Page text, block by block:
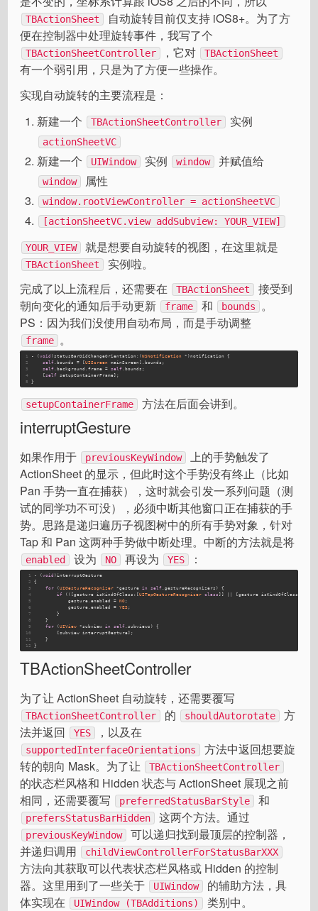
TBActionSheet
自动旋转目前仅支持 iOS8+。为了方
便在控制器中处理旋转事件，我写了个
TBActionSheetController ，它对 TBActionSheet
有一个弱引用，只是为了方便一些操作。
实现自动旋转的主要流程是：
新建一个
TBActionSheetController 实例
actionSheetVC
新建一个 UIWindow 实例 window 并赋值给
window 属性
window.rootViewController = actionSheetVC
[actionSheetVC.view addSubview: YOUR_VIEW]
YOUR_VIEW 就是想要自动旋转的视图，在这里就是
TBActionSheet
实例啦。
完成了以上流程后，还需要在
TBActionSheet
接受到
朝向变化的通知后手动更新
frame 和 bounds
。
PS：因为我们没使用自动布局，而是手动调整
frame 。
1
2
3
4
5
- (void )statusBarDidChangeOrientation:(NSNotification
*)notification {
self .bounds = [UIScreen
mainScreen].bounds;
self .background.frame = self .bounds;
    [
self
setupContainerFrame];
}
setupContainerFrame 方法在后面会讲到。
interruptGesture
如果作用于 previousKeyWindow
上的手势触发了
ActionSheet 的显示，但此时这个手势没有终止（比如
Pan 手势一直在捕获），这时就会引发一系列问题（测
试的同学功不可没），必须中断其他窗口正在捕获的手
势。思路是递归遍历子视图树中的所有手势对象，针对
Tap 和 Pan 这两种手势做中断处理。中断的方法就是将
enabled 设为 NO 再设为 YES ：
1
2
3
4
5
6
7
8
9
10
11
12
- (void )interruptGesture
{
for (UIGestureRecognizer *gesture in self .gestureRecognizers) {
if
(([gesture isKindOfClass:[UITapGestureRecognizer class ]] || [gesture isKindOfClass:[
            gesture.enabled =
NO;
            gesture.enabled =
YES ;
        }
    }
for (UIView *subview in self .subviews) {
        [subview interruptGesture];
    }
}
TBActionSheetController
为了让 ActionSheet 自动旋转，还需要覆写
TBActionSheetController 的 shouldAutorotate
方
法并返回
YES ，以及在
supportedInterfaceOrientations
方法中返回想要旋
转的朝向 Mask。为了让
TBActionSheetController
的状态栏风格和 Hidden 状态与 ActionSheet 展现之前
相同，还需要覆写
preferredStatusBarStyle 和
prefersStatusBarHidden 这两个方法。通过
previousKeyWindow
可以递归找到最顶层的控制器，
并递归调用
childViewControllerForStatusBarXXX
方法向其获取可以代表状态栏风格或 Hidden 的控制
器。这里用到了一些关于
UIWindow
的辅助方法，具
体实现在
UIWindow (TBAdditions) 类别中。